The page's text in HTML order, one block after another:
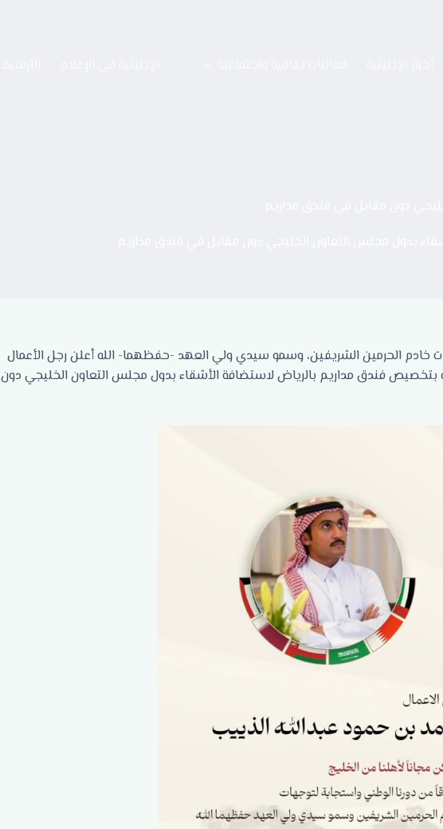
خادم الحرمين الشريفين، وسمو سيدي ولي العهد -حفظهما- الله أعلن رجل الأعمال
فندق مداريم بالرياض لاستضافة الأشقاء بدول مجلس التعاون الخليجي دون